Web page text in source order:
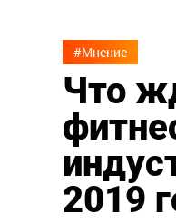
#Мнение
Что
2019